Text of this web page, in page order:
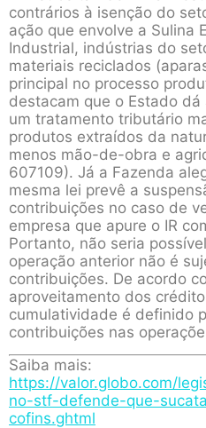
contrários à isenção do
ação que envolve a Sulina
Industrial, indústrias do
materiais reciclados
principal no processo
destacam que o Estado
um tratamento tributário
produtos extraídos da
menos mão-de-obra e
607109). Já a Fazenda
mesma lei prevê a
contribuições no caso de
empresa que apure o IR
Portanto, não seria
operação anterior não é
contribuições. De acordo
aproveitamento dos
cumulatividade é definido
contribuições nas
Saiba mais:
https://valor.globo.com/
no-stf-defende-que-
cofins.ghtml